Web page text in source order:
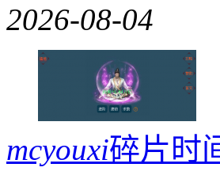
2026-08-04
mcyouxi碎片时